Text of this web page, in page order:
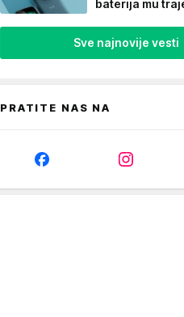
baterija mu
Sve najnovije vesti
PRATITE NAS NA